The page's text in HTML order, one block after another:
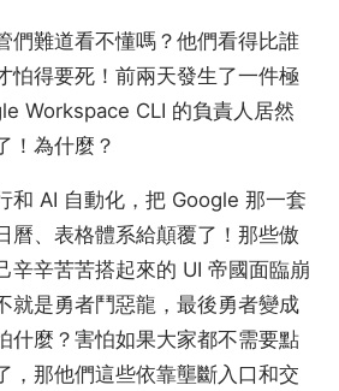
們難道看不懂嗎？他們看得比誰
怕得要死！前兩天發生了一件極
Workspace CLI 的負責人居然
！為什麼？
和 AI 自動化，把 Google 那一套
曆、表格體系給顛覆了！那些傲
辛辛苦苦搭起來的 UI 帝國面臨崩
就是勇者鬥惡龍，最後勇者變成
什麼？害怕如果大家都不需要點
，那他們這些依靠壟斷入口和交